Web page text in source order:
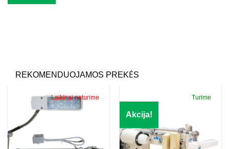
REKOMENDUOJAMOS PREKĖS
Laikinai neturime
Akcija!
Turime